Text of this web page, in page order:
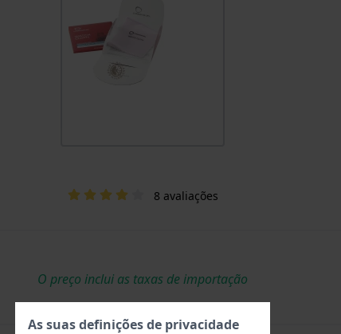
8 avaliações
O preço inclui as taxas de importação
As suas definições de privacidade